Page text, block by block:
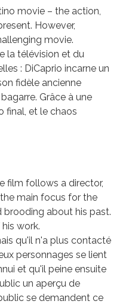
movie – the action,
However,
movie.
la télévision et du
: DiCaprio incarne un
fidèle ancienne
Grâce à une
final, et le chaos
film follows a director,
main focus for the
about his past.
work.
qu'il n'a plus contacté
personnages se lient
et qu'il peine ensuite
un aperçu de
se demandent ce